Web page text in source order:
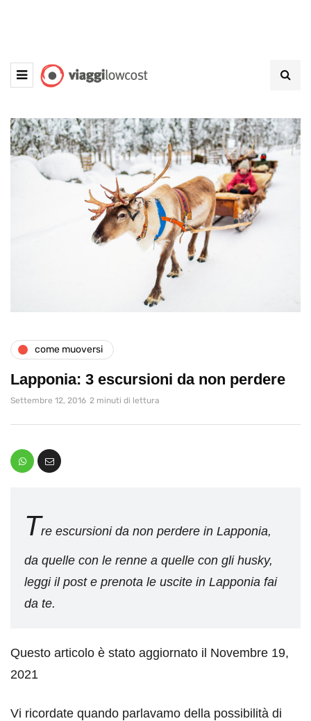
come muoversi
Lapponia: 3 escursioni da non perdere
Settembre 12, 2016 2 minuti di lettura
Tre escursioni da non perdere in Lapponia,
da quelle con le renne a quelle con gli husky,
leggi il post e prenota le uscite in Lapponia fai
da te.
Questo articolo è stato aggiornato il Novembre 19,
2021
Vi ricordate quando parlavamo della possibilità di